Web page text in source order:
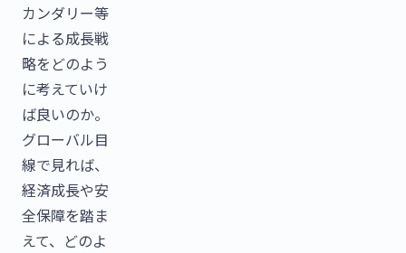
カンダリー等
による成長戦
略をどのよう
に考えていけ
ば良いのか。
グローバル目
線で見れば、
経済成長や安
全保障を踏ま
えて、どのよ